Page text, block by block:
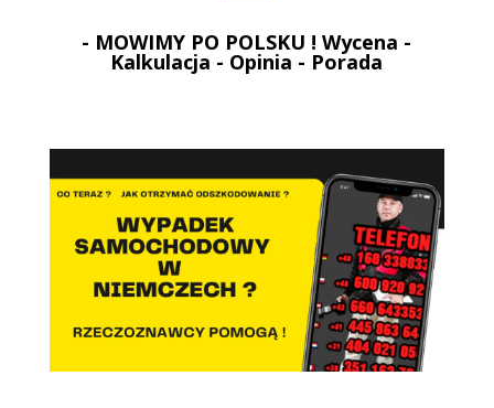
- MOWIMY PO POLSKU ! Wycena -
Kalkulacja - Opinia - Porada